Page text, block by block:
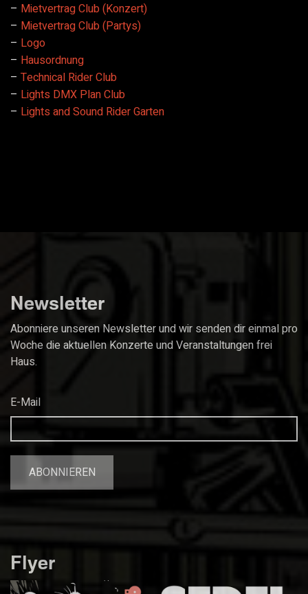
Mietvertrag Club (Konzert)
Mietvertrag Club (Partys)
Logo
Hausordnung
Technical Rider Club
Lights DMX Plan Club
Lights and Sound Rider Garten
Newsletter
Abonniere unseren Newsletter und wir senden dir einmal pro
Woche die aktuellen Konzerte und Veranstaltungen frei
Haus.
E-Mail
Flyer